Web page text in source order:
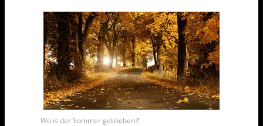
Wo is der Sommer geblieben?!